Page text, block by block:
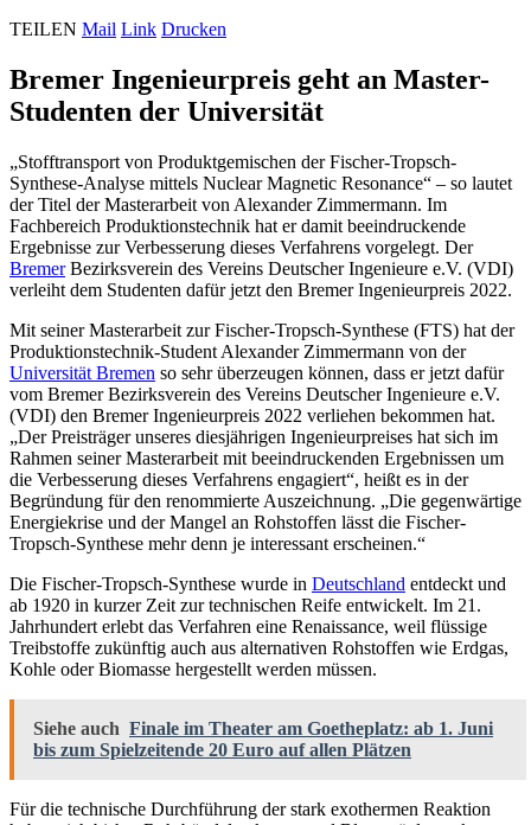
TEILEN Mail Link Drucken
Bremer Ingenieurpreis geht an Master-
Studenten der Universität
„Stofftransport von Produktgemischen der Fischer-Tropsch-
Synthese-Analyse mittels Nuclear Magnetic Resonance“ – so lautet
der Titel der Masterarbeit von Alexander Zimmermann. Im
Fachbereich Produktionstechnik hat er damit beeindruckende
Ergebnisse zur Verbesserung dieses Verfahrens vorgelegt. Der
BremerBezirksverein des Vereins Deutscher Ingenieure e.V. (VDI)
verleiht dem Studenten dafür jetzt den Bremer Ingenieurpreis 2022.
Mit seiner Masterarbeit zur Fischer-Tropsch-Synthese (FTS) hat der
Produktionstechnik-Student Alexander Zimmermann von der
Universität Bremen so sehr überzeugen können, dass er jetzt dafür
vom Bremer Bezirksverein des Vereins Deutscher Ingenieure e.V.
(VDI) den Bremer Ingenieurpreis 2022 verliehen bekommen hat.
„Der Preisträger unseres diesjährigen Ingenieurpreises hat sich im
Rahmen seiner Masterarbeit mit beeindruckenden Ergebnissen um
die Verbesserung dieses Verfahrens engagiert“, heißt es in der
Begründung für den renommierte Auszeichnung. „Die gegenwärtige
Energiekrise und der Mangel an Rohstoffen lässt die Fischer-
Tropsch-Synthese mehr denn je interessant erscheinen.“
Die Fischer-Tropsch-Synthese wurde in Deutschland entdeckt und
ab 1920 in kurzer Zeit zur technischen Reife entwickelt. Im 21.
Jahrhundert erlebt das Verfahren eine Renaissance, weil flüssige
Treibstoffe zukünftig auch aus alternativen Rohstoffen wie Erdgas,
Kohle oder Biomasse hergestellt werden müssen.
Siehe auch Finale im Theater am Goetheplatz: ab 1. Juni
bis zum Spielzeitende 20 Euro auf allen Plätzen
Für die technische Durchführung der stark exothermen Reaktion